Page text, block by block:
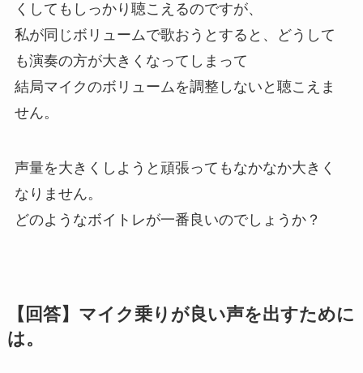
くしてもしっかり聴こえるのですが、
私が同じボリュームで歌おうとすると、どうして
も演奏の方が大きくなってしまって
結局マイクのボリュームを調整しないと聴こえま
せん。
声量を大きくしようと頑張ってもなかなか大きく
なりません。
どのようなボイトレが一番良いのでしょうか？
【回答】マイク乗りが良い声を出すために
は。